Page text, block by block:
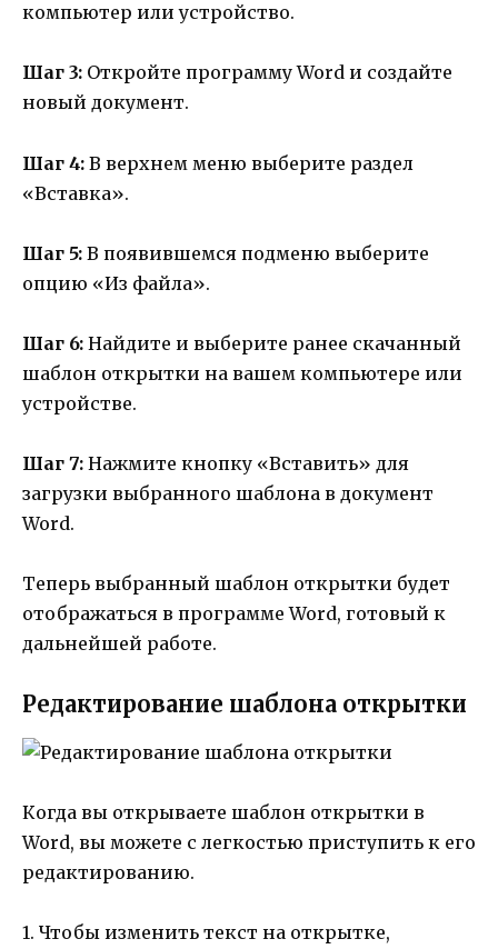
компьютер или устройство.
Шаг 3: Откройте программу Word и создайте
новый документ.
Шаг 4: В верхнем меню выберите раздел
«Вставка».
Шаг 5: В появившемся подменю выберите
опцию «Из файла».
Шаг 6: Найдите и выберите ранее скачанный
шаблон открытки на вашем компьютере или
устройстве.
Шаг 7: Нажмите кнопку «Вставить» для
загрузки выбранного шаблона в документ
Word.
Теперь выбранный шаблон открытки будет
отображаться в программе Word, готовый к
дальнейшей работе.
Редактирование шаблона открытки
Когда вы открываете шаблон открытки в
Word, вы можете с легкостью приступить к его
редактированию.
1. Чтобы изменить текст на открытке,